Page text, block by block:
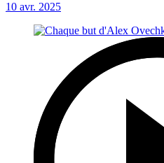
10 avr. 2025